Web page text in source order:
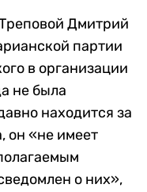
Дмитрий
партии
в организации
не была
находится за
он «не имеет
о них»,